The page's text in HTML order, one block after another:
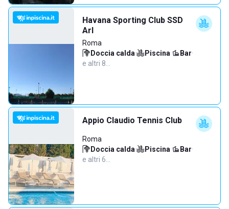
Havana Sporting Club SSD
Arl
Roma
Doccia calda· Piscina· Bar·
e altri 8…
Appio Claudio Tennis Club
Roma
Doccia calda· Piscina· Bar·
e altri 6…